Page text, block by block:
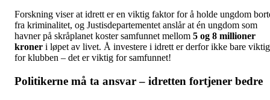
Forskning viser at idrett er en viktig faktor for å holde ungdom
fra kriminalitet, og Justisdepartementet anslår at én ungdom som
havner på skråplanet koster samfunnet mellom 5 og 8 millioner
kroner i løpet av livet. Å investere i idrett er derfor ikke bare viktig
for klubben – det er viktig for samfunnet!
Politikerne må ta ansvar – idretten fortjener bedre